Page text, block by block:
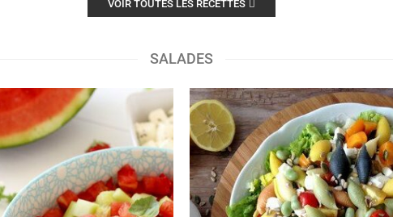
VOIR TOUTES LES RECETTES
SALADES